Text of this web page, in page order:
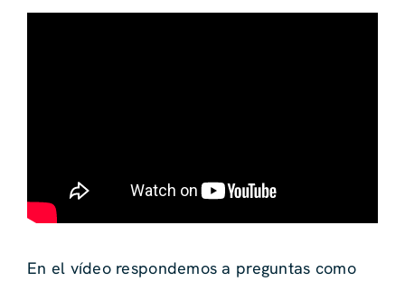
En el vídeo respondemos a preguntas como